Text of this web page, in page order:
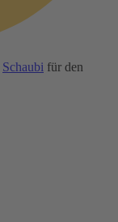
Schaubi für den